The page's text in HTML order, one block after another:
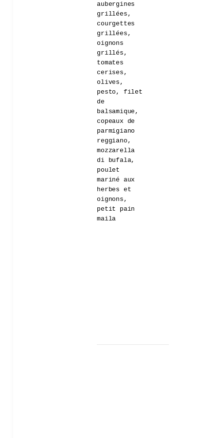
aubergines
grillées,
courgettes
grillées,
oignons
grillés,
tomates
cerises,
olives,
pesto, filet
de
balsamique,
copeaux de
parmigiano
reggiano,
mozzarella
di bufala,
poulet
mariné aux
herbes et
oignons,
petit pain
maila